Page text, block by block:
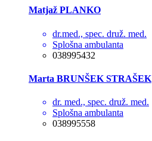
Matjaž PLANKO
dr.med., spec. druž. med.
Splošna ambulanta
038995432
Marta BRUNŠEK STRAŠEK
dr. med., spec. druž. med.
Splošna ambulanta
038995558